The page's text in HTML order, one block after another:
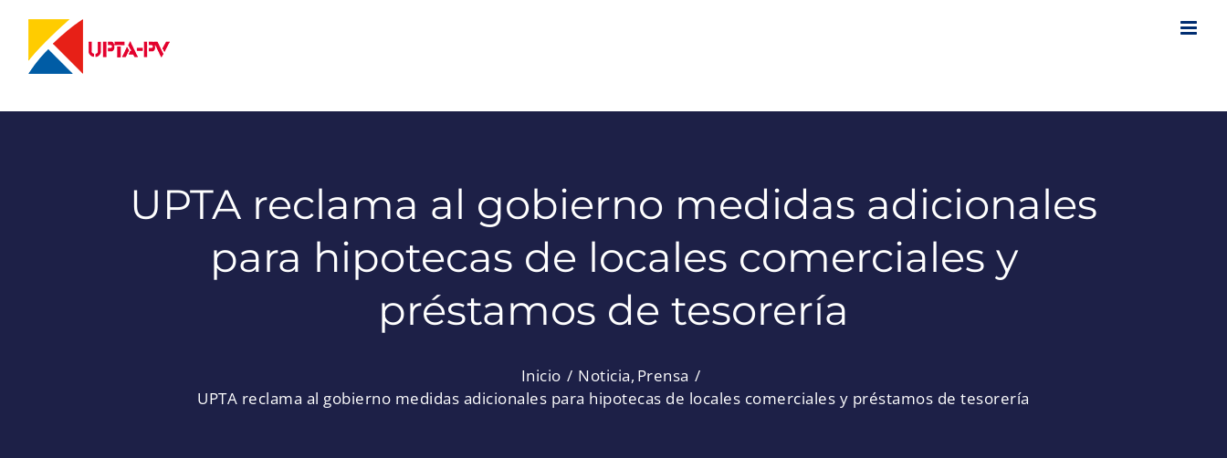
contenido
UPTA reclama al gobierno medidas adicionales
para hipotecas de locales comerciales y
préstamos de tesorería
Inicio Noticia Prensa
UPTA reclama al gobierno medidas adicionales para hipotecas de locales comerciales y préstamos de tesorería